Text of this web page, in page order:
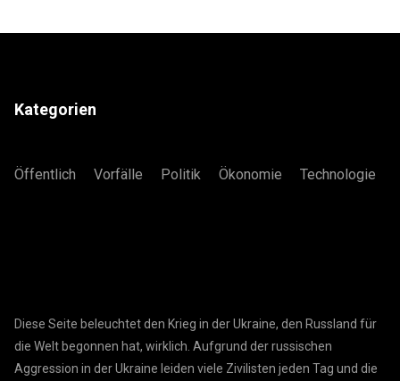
Kategorien
Öffentlich Vorfälle Politik Ökonomie Technologie
Diese Seite beleuchtet den Krieg in der Ukraine, den Russland für
die Welt begonnen hat, wirklich. Aufgrund der russischen
Aggression in der Ukraine leiden viele Zivilisten jeden Tag und die